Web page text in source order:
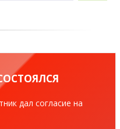
дал согласие на